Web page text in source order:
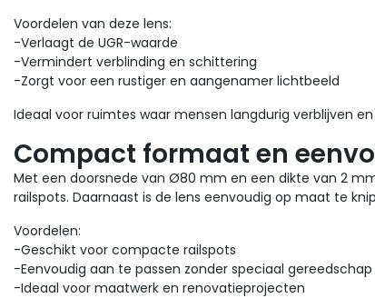
Voordelen van deze lens:
-Verlaagt de UGR-waarde
-Vermindert verblinding en schittering
-Zorgt voor een rustiger en aangenamer lichtbeeld
Ideaal voor ruimtes waar mensen langdurig verblijven
Compact formaat en
Met een doorsnede van Ø80 mm en een dikte van 2
railspots. Daarnaast is de lens eenvoudig op maat te
Voordelen:
-Geschikt voor compacte railspots
-Eenvoudig aan te passen zonder speciaal gereedschap
-Ideaal voor maatwerk en renovatieprojecten